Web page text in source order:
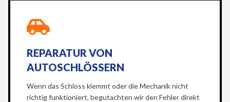
REPARATUR VON
AUTOSCHLÖSSERN
Wenn das Schloss klemmt oder die Mechanik nicht
richtig funktioniert, begutachten wir den Fehler direkt